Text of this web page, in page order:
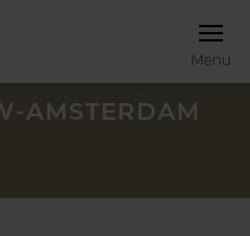
Menu
AMSTERDAM